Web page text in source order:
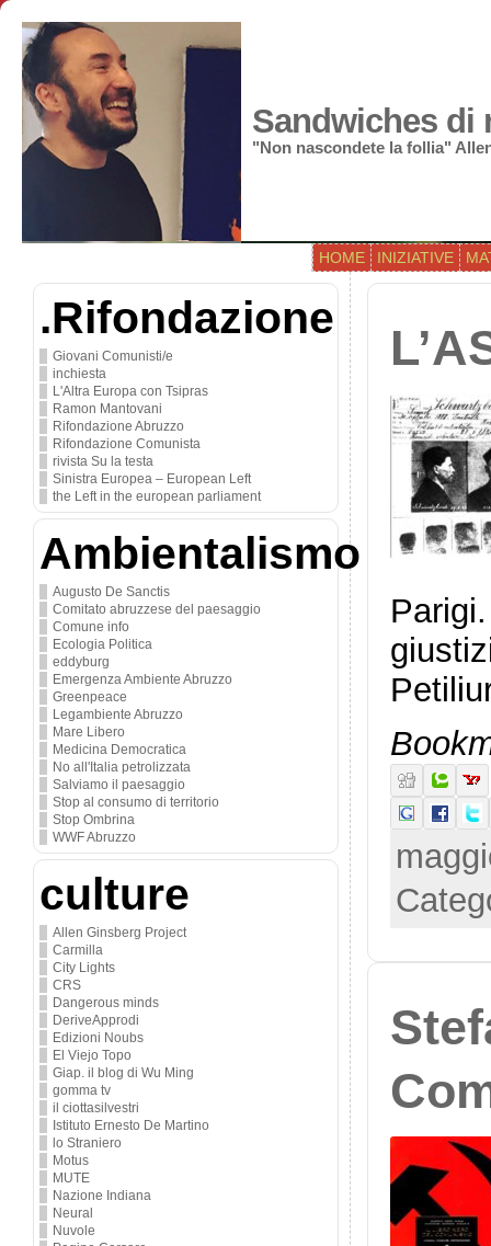
Sandwiches di
"Non nascondete la follia"
HOME INIZIATIVE
.Rifondazione
Giovani Comunisti/e
inchiesta
L'Altra Europa con Tsipras
Ramon Mantovani
Rifondazione Abruzzo
Rifondazione Comunista
rivista Su la testa
Sinistra Europea – European Left
the Left in the european parliament
Ambientalismo
Augusto De Sanctis
Comitato abruzzese del paesaggio
Comune info
Ecologia Politica
eddyburg
Emergenza Ambiente Abruzzo
Greenpeace
Legambiente Abruzzo
Mare Libero
Medicina Democratica
No all'Italia petrolizzata
Salviamo il paesaggio
Stop al consumo di territorio
Stop Ombrina
WWF Abruzzo
culture
Allen Ginsberg Project
Carmilla
City Lights
CRS
Dangerous minds
DeriveApprodi
Edizioni Noubs
El Viejo Topo
Giap. il blog di Wu Ming
gomma tv
il ciottasilvestri
Istituto Ernesto De Martino
lo Straniero
Motus
MUTE
Nazione Indiana
Neural
Nuvole